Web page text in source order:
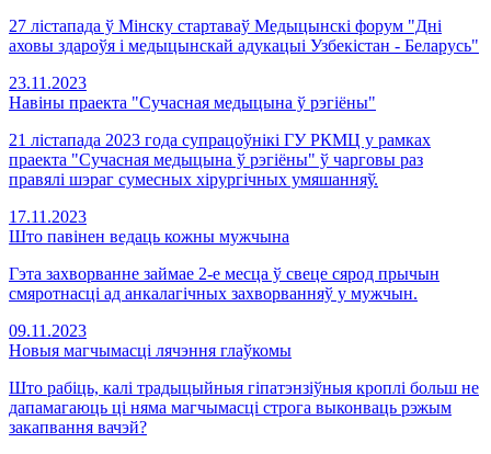
27 лістапада ў Мінску стартаваў Медыцынскі форум "Дні
аховы здароўя і медыцынскай адукацыі Узбекістан - Беларусь"
23.11.2023
Навіны праекта "Сучасная медыцына ў рэгіёны"
21 лістапада 2023 года супрацоўнікі ГУ РКМЦ у рамках
праекта "Сучасная медыцына ў рэгіёны" ў чарговы раз
правялі шэраг сумесных хірургічных умяшанняў.
17.11.2023
Што павінен ведаць кожны мужчына
Гэта захворванне займае 2-е месца ў свеце сярод прычын
смяротнасці ад анкалагічных захворванняў у мужчын.
09.11.2023
Новыя магчымасці лячэння глаўкомы
Што рабіць, калі традыцыйныя гіпатэнзіўныя кроплі больш не
дапамагаюць ці няма магчымасці строга выконваць рэжым
закапвання вачэй?